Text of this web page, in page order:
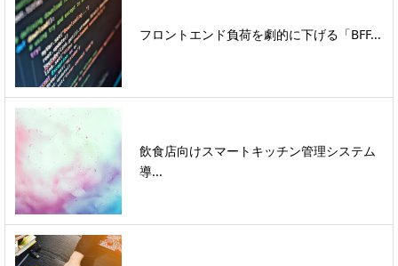
フロントエンド負荷を劇的に下げる「BFF...
飲食店向けスマートキッチン管理システム
導...